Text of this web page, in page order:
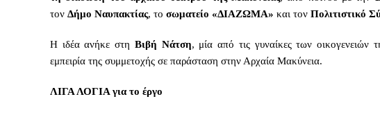
τον Δήμο Ναυπακτίας, το σωματείο «ΔΙΑΖΩΜΑ» και τον Πολιτιστικό
Η ιδέα ανήκε στη Βιβή Νάτση, μία από τις γυναίκες των οικογενειών
εμπειρία της συμμετοχής σε παράσταση στην Αρχαία Μακύνεια.
ΛΙΓΑ ΛΟΓΙΑ για το έργο